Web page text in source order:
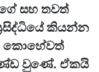
සහ තවත්
කියන්න
කොහේවත්
වුණේ. ඒකයි